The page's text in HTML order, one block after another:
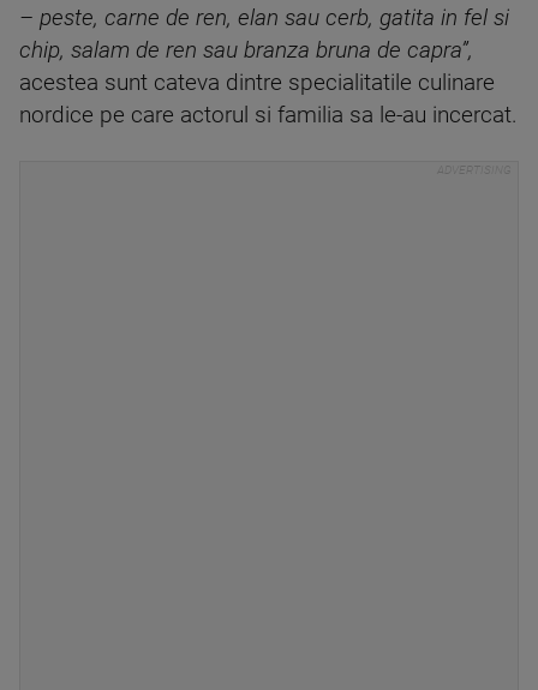
– peste, carne de ren, elan sau cerb, gatita in fel si
chip, salam de ren sau branza bruna de capra”,
acestea sunt cateva dintre specialitatile culinare
nordice pe care actorul si familia sa le-au incercat.